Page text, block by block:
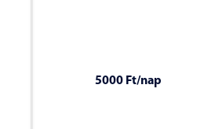
5000 Ft/nap